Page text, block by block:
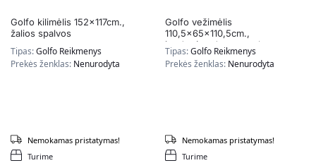
Golfo kilimėlis 152x117cm.,
žalios spalvos
Tipas:Golfo Reikmenys
Prekės ženklas: Nenurodyta
Turime
Nemokamas pristatymas!
Golfo vežimėlis
110,5x65x110,5cm.,
juodos/raudonos spalvos
Tipas:Golfo Reikmenys
Prekės ženklas: Nenurodyta
Turime
Nemokamas pristatymas!